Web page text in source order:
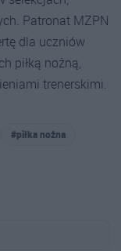
Patronat MZPN
dla uczniów
piłką nożną,
trenerskimi.
#piłka nożna